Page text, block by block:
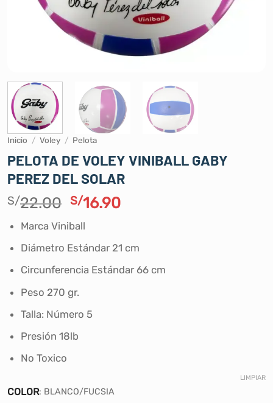
Inicio / Voley / Pelota
PELOTA DE VOLEY VINIBALL GABY
PEREZ DEL SOLAR
S/22.00 El
original
era:
S/22.00.
S/16.90El
es:
S/16.90.
Marca Viniball
Diámetro Estándar 21 cm
Circunferencia Estándar 66 cm
Peso 270 gr.
Talla: Número 5
Presión 18lb
No Toxico
COLOR: BLANCO/FUCSIA
LIMPIAR